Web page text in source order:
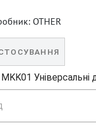
OTHER
Універсальні